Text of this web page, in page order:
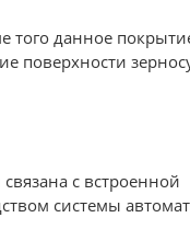
того данное
поверхности
с встроенной
системы